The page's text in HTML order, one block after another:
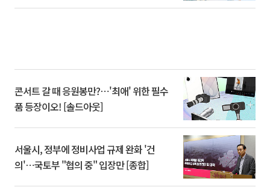
콘서트 갈 때 응원봉만?⋯'최애' 위한 필수
품 등장이오! [솔드아웃]
서울시, 정부에 정비사업 규제 완화 '건
의'⋯국토부 "협의 중" 입장만 [종합]